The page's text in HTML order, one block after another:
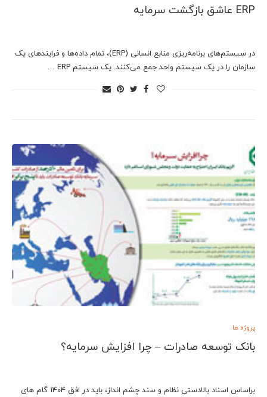
ERP عاشق بازگشت سرمایه
در سیستم‌های برنامه‌ریزی منابع انسانی (ERP)، تمام داده‌ها و فرایندهای یک
سازمان را در یک سیستم واحد جمع می‌کنند. یک سیستم ERP …
پروژه ها
بانک توسعه صادرات – چرا افزایش سرمایه؟
براساس اسناد بالادستی نظام و سند چشم انداز، باید در افق 1404 گام های